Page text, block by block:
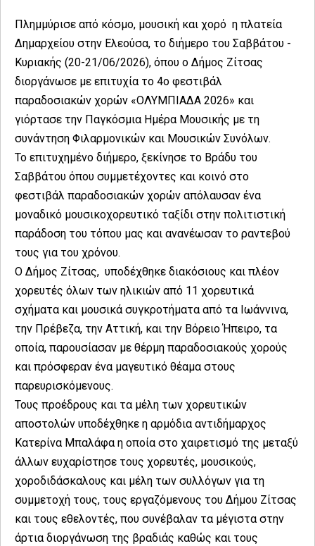
Πλημμύρισε από κόσμο, μουσική και χορό η πλατεία
Δημαρχείου στην Ελεούσα, το διήμερο του Σαββάτου -
Κυριακής (20-21/06/2026), όπου ο Δήμος Ζίτσας
διοργάνωσε με επιτυχία το 4ο φεστιβάλ
παραδοσιακών χορών «ΟΛΥΜΠΙΑΔΑ 2026» και
γιόρτασε την Παγκόσμια Ημέρα Μουσικής με τη
συνάντηση Φιλαρμονικών και Μουσικών Συνόλων.
Το επιτυχημένο διήμερο, ξεκίνησε το Βράδυ του
Σαββάτου όπου συμμετέχοντες και κοινό στο
φεστιβάλ παραδοσιακών χορών απόλαυσαν ένα
μοναδικό μουσικοχορευτικό ταξίδι στην πολιτιστική
παράδοση του τόπου μας και ανανέωσαν το ραντεβού
τους για του χρόνου.
Ο Δήμος Ζίτσας, υποδέχθηκε διακόσιους και πλέον
χορευτές όλων των ηλικιών από 11 χορευτικά
σχήματα και μουσικά συγκροτήματα από τα Ιωάννινα,
την Πρέβεζα, την Αττική, και την Βόρειο Ήπειρο, τα
οποία, παρουσίασαν με θέρμη παραδοσιακούς χορούς
και πρόσφεραν ένα μαγευτικό θέαμα στους
παρευρισκόμενους.
Τους προέδρους και τα μέλη των χορευτικών
αποστολών υποδέχθηκε η αρμόδια αντιδήμαρχος
Κατερίνα Μπαλάφα η οποία στο χαιρετισμό της μεταξύ
άλλων ευχαρίστησε τους χορευτές, μουσικούς,
χοροδιδάσκαλους και μέλη των συλλόγων για τη
συμμετοχή τους, τους εργαζόμενους του Δήμου Ζίτσας
και τους εθελοντές, που συνέβαλαν τα μέγιστα στην
άρτια διοργάνωση της βραδιάς καθώς και τους